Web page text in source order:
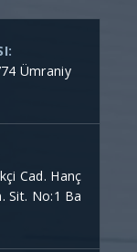
Ümraniy
Cad. Hanç
Sit. No:1 Ba